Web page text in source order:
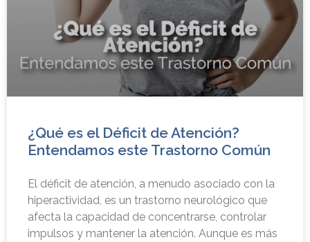
¿Qué es el Déficit de Atención?
Entendamos este Trastorno Común
El déficit de atención, a menudo asociado con la
hiperactividad, es un trastorno neurológico que
afecta la capacidad de concentrarse, controlar
impulsos y mantener la atención. Aunque es más